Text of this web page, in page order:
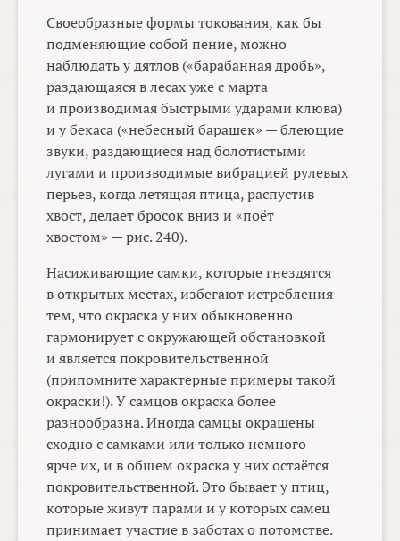
Своеобразные формы токования, как бы
подменяющие собой пение, можно
наблюдать у дятлов («барабанная дробь»,
раздающаяся в лесах уже с марта
и производимая быстрыми ударами клюва)
и у бекаса («небесный барашек» — блеющие
звуки, раздающиеся над болотистыми
лугами и производимые вибрацией рулевых
перьев, когда летящая птица, распустив
хвост, делает бросок вниз и «поёт
хвостом» — рис. 240).
Насиживающие самки, которые гнездятся
в открытых местах, избегают истребления
тем, что окраска у них обыкновенно
гармонирует с окружающей обстановкой
и является покровительственной
(припомните характерные примеры такой
окраски!). У самцов окраска более
разнообразна. Иногда самцы окрашены
сходно с самками или только немного
ярче их, и в общем окраска у них остаётся
покровительственной. Это бывает у птиц,
которые живут парами и у которых самец
принимает участие в заботах о потомстве.